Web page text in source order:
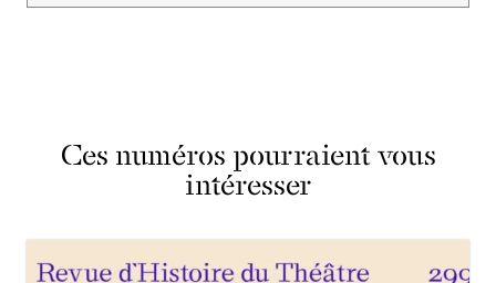
Ces numéros pourraient vous
intéresser